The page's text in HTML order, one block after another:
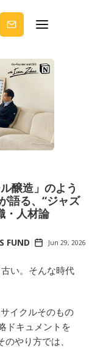
ノウ
ハウ
を受
りま
せん
か？
醸造」のよう
語る、“ジャズ
・人材論
FUND Jun 29, 2026
い。そんな時代
イクルそのもの
ドキュメントを
やり方では、